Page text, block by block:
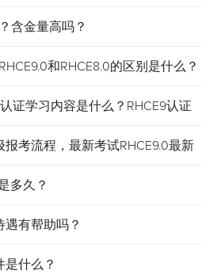
含金量高吗？
和RHCE8.0的区别是什么？
证学习内容是什么？RHCE9认证
报考流程，最新考试RHCE9.0最新
多久？
遇有帮助吗？
是什么？